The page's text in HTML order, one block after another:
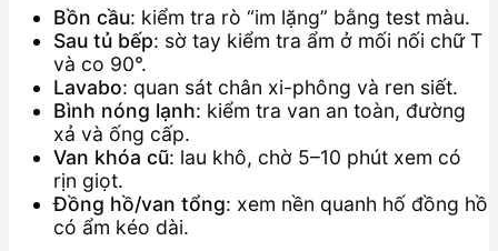
Bồn cầu: kiểm tra rò “im lặng” bằng test màu.
Sau tủ bếp: sờ tay kiểm tra ẩm ở mối nối chữ T
và co 90°.
Lavabo: quan sát chân xi-phông và ren siết.
Bình nóng lạnh: kiểm tra van an toàn, đường
xả và ống cấp.
Van khóa cũ: lau khô, chờ 5–10 phút xem có
rịn giọt.
Đồng hồ/van tổng: xem nền quanh hố đồng hồ
có ẩm kéo dài.